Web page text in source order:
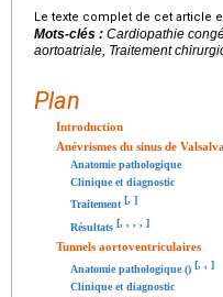
Le texte complet de cet article
Mots-clés : Cardiopathie
aortoatriale, Traitement
Plan
Introduction
Anévrismes du sinus de Valsalva
Anatomie pathologique
Clinique et diagnostic
Traitement[, ]
Résultats [, , , , ]
Tunnels aortoventriculaires
Anatomie pathologique () [, , ]
Clinique et diagnostic